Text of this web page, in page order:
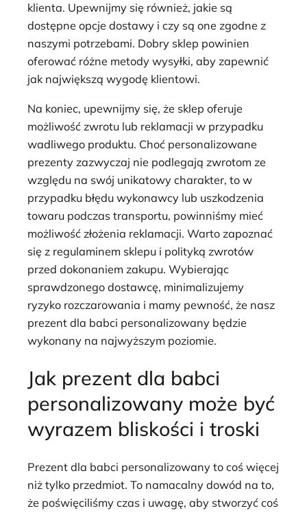
klienta. Upewnijmy się również, jakie są
dostępne opcje dostawy i czy są one zgodne z
naszymi potrzebami. Dobry sklep powinien
oferować różne metody wysyłki, aby zapewnić
jak największą wygodę klientowi.
Na koniec, upewnijmy się, że sklep oferuje
możliwość zwrotu lub reklamacji w przypadku
wadliwego produktu. Choć personalizowane
prezenty zazwyczaj nie podlegają zwrotom ze
względu na swój unikatowy charakter, to w
przypadku błędu wykonawcy lub uszkodzenia
towaru podczas transportu, powinniśmy mieć
możliwość złożenia reklamacji. Warto zapoznać
się z regulaminem sklepu i polityką zwrotów
przed dokonaniem zakupu. Wybierając
sprawdzonego dostawcę, minimalizujemy
ryzyko rozczarowania i mamy pewność, że nasz
prezent dla babci personalizowany będzie
wykonany na najwyższym poziomie.
Jak prezent dla babci
personalizowany może być
wyrazem bliskości i troski
Prezent dla babci personalizowany to coś więcej
niż tylko przedmiot. To namacalny dowód na to,
że poświęciliśmy czas i uwagę, aby stworzyć coś